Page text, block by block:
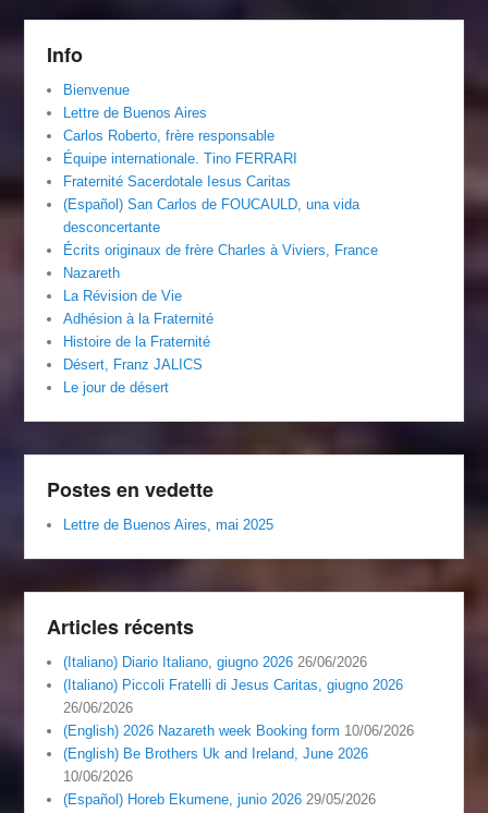
Info
Bienvenue
Lettre de Buenos Aires
Carlos Roberto, frère responsable
Équipe internationale. Tino FERRARI
Fraternité Sacerdotale Iesus Caritas
(Español) San Carlos de FOUCAULD, una vida
desconcertante
Écrits originaux de frère Charles à Viviers, France
Nazareth
La Révision de Vie
Adhésion à la Fraternité
Histoire de la Fraternité
Désert, Franz JALICS
Le jour de désert
Postes en vedette
Lettre de Buenos Aires, mai 2025
Articles récents
(Italiano) Diario Italiano, giugno 2026 26/06/2026
(Italiano) Piccoli Fratelli di Jesus Caritas, giugno 2026
26/06/2026
(English) 2026 Nazareth week Booking form 10/06/2026
(English) Be Brothers Uk and Ireland, June 2026
10/06/2026
(Español) Horeb Ekumene, junio 2026 29/05/2026